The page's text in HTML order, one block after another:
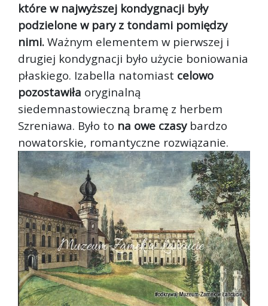
które w najwyższej kondygnacji były
podzielone w pary z tondami pomiędzy
nimi. Ważnym elementem w pierwszej i
drugiej kondygnacji było użycie boniowania
płaskiego. Izabella natomiast celowo
pozostawiła oryginalną
siedemnastowieczną bramę z herbem
Szreniawa. Było to na owe czasybardzo
nowatorskie, romantyczne rozwiązanie.